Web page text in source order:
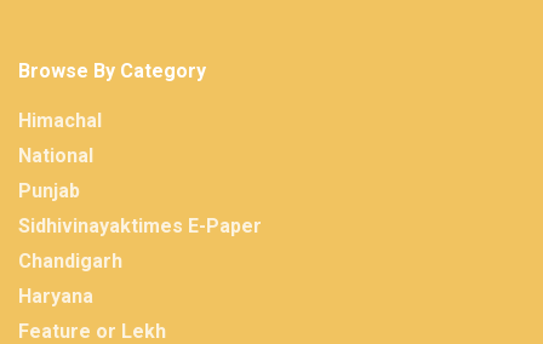
Browse By Category
Himachal
National
Punjab
Sidhivinayaktimes E-Paper
Chandigarh
Haryana
Feature or Lekh